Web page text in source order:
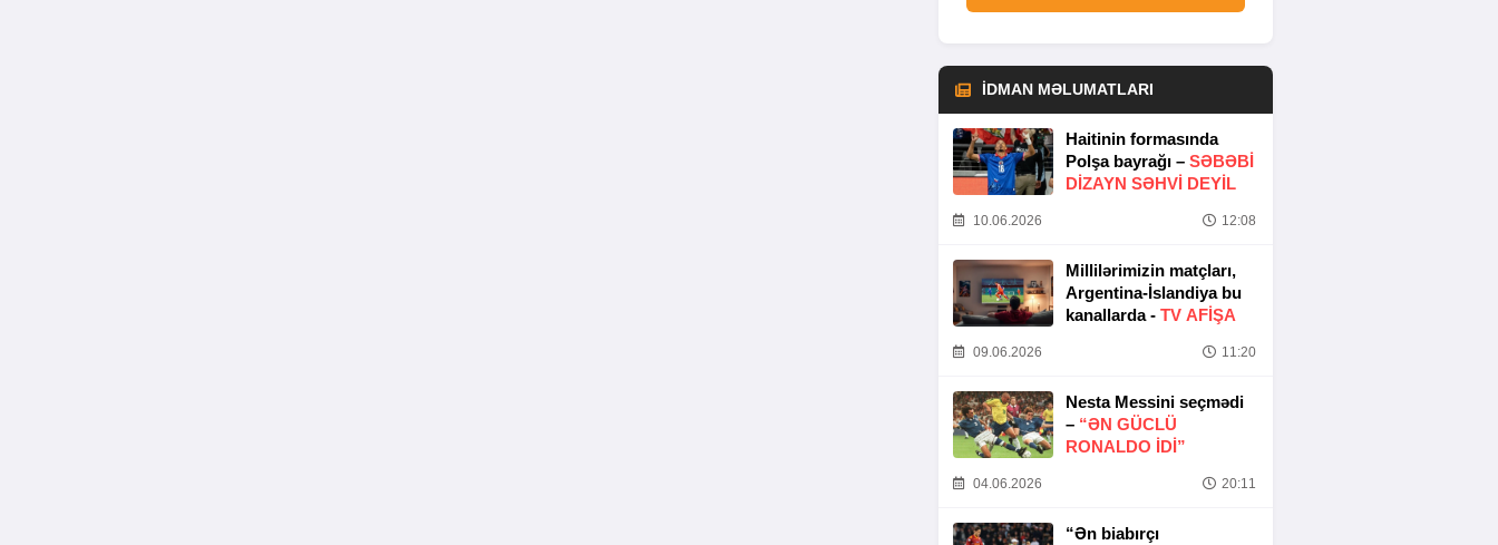
İDMAN MƏLUMATLARI
Haitinin formasında
Polşa bayrağı – SƏBƏBI
DIZAYN SƏHVI DEYIL
10.06.2026 12:08
Millilərimizin matçları,
Argentina-İslandiya bu
kanallarda - TV AFİŞA
09.06.2026 11:20
Nesta Messini seçmədi
– “ƏN GÜCLÜ
RONALDO IDI”
04.06.2026 20:11
“Ən biabırçı